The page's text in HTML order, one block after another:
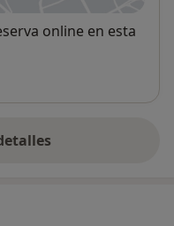
online en esta
la dirección